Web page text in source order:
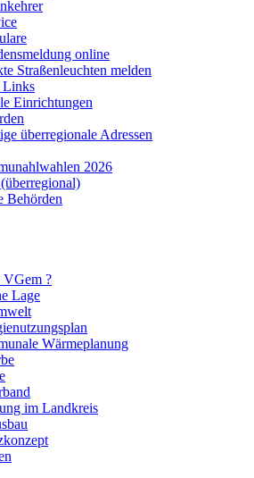
online
Straßenleuchten melden
Links
Einrichtungen
überregionale Adressen
2026
Behörden
VGem ?
Lage
Wärmeplanung
im Landkreis